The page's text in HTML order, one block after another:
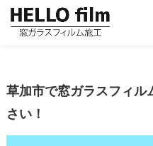
草加市で窓ガラスフィ
さい！